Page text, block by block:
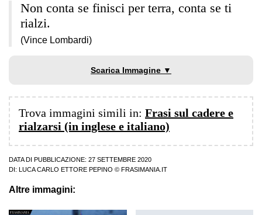
Non conta se finisci per terra, conta se ti
rialzi.
(Vince Lombardi)
Scarica Immagine ▼
Trova immagini simili in: Frasi sul cadere e
rialzarsi (in inglese e italiano)
DATA DI PUBBLICAZIONE: 27 SETTEMBRE 2020
DI:
LUCA CARLO ETTORE PEPINO © FRASIMANIA.IT
Altre immagini: